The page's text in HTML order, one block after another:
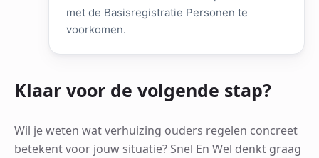
met de Basisregistratie Personen te
voorkomen.
Klaar voor de volgende stap?
Wil je weten wat verhuizing ouders regelen concreet
betekent voor jouw situatie? Snel En Wel denkt graag